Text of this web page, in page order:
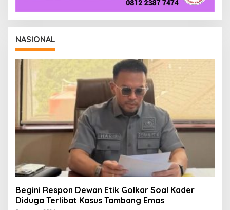
NASIONAL
Begini Respon Dewan Etik Golkar Soal Kader
Diduga Terlibat Kasus Tambang Emas